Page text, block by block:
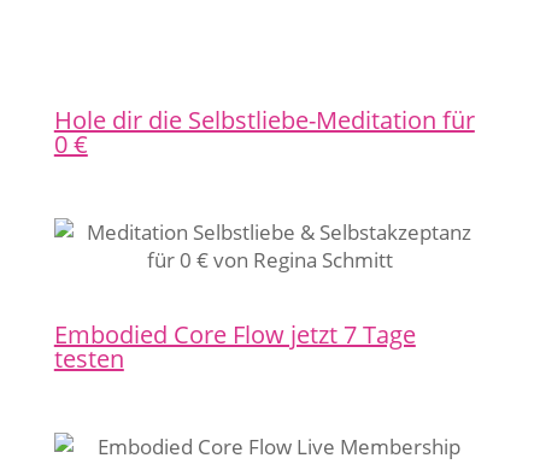
Hole dir die Selbstliebe-Meditation für
0 €
Embodied Core Flow jetzt 7 Tage
testen